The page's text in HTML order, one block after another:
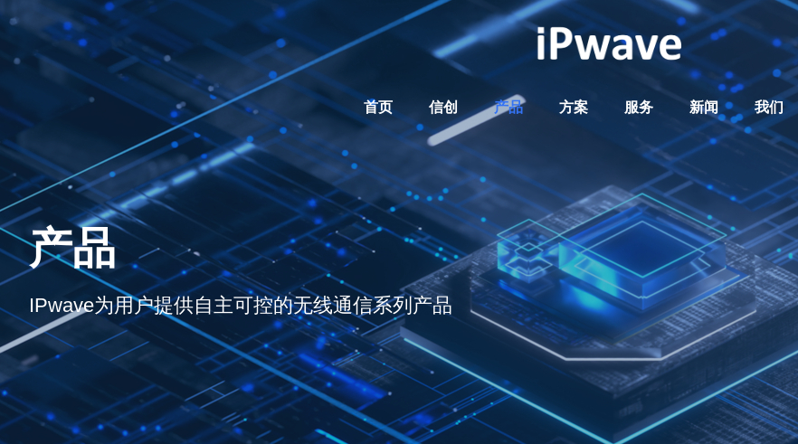
首页 信创 产品 方案 服务 新闻 我们
产品
IPwave为用户提供自主可控的无线通信系列产品